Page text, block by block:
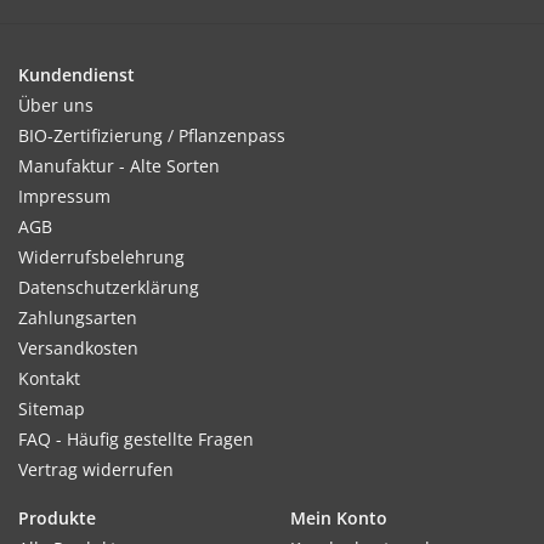
Kultur:
Sämlinge am Besten im Tuff, d.h. immer 5-8 Pflanzen
zusammengefasst im Abstand von 10x10xm vereinzeln und
ab Juni/Juli abhärten und auspflanzen.
Standort:
Warme und sonnige Lage, am liebsten kalkhaltiger Boden,
ansonsten anspruchslos.
Ernte / Blüte:
Juli bis Frostbeginn.
Kundendienst
Über uns
BIO-Zertifizierung / Pflanzenpass
Manufaktur - Alte Sorten
Impressum
AGB
Widerrufsbelehrung
Datenschutzerklärung
Zahlungsarten
Versandkosten
Kontakt
Sitemap
FAQ - Häufig gestellte Fragen
Vertrag widerrufen
Produkte
Mein Konto